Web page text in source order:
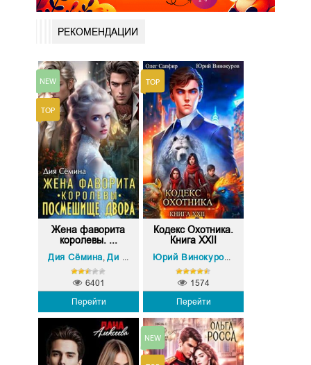
РЕКОМЕНДАЦИИ
Жена фаворита
королевы. ...
Дия Сёмина,Ди Сёмина
Перейти
6401
Кодекс Охотника.
Книга XXII
Юрий Винокуров,
Перейти
1574